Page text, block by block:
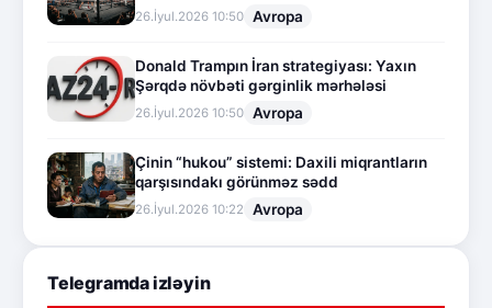
26.İyul.2026 10:50 Avropa
Donald Trampın İran strategiyası: Yaxın
Şərqdə növbəti gərginlik mərhələsi
26.İyul.2026 10:50 Avropa
Çinin “hukou” sistemi: Daxili miqrantların
qarşısındakı görünməz sədd
26.İyul.2026 10:22 Avropa
Telegramda izləyin